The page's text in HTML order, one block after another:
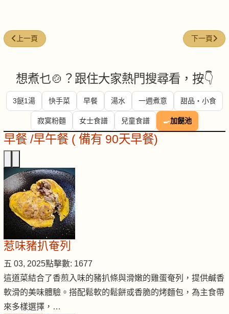
上一篇文章: 今日煮意 ( #47 )
上一頁 下一篇文
下一頁
想煮乜🍲？跟住大家熱門搜尋看，按👇
3餸1湯 快手菜 早餐 湯水 一週煮意 甜品・小食
寂寞粉麵 女士食譜 兒童食譜 🍳加餸池
早餐 /早午餐 ( 備有 90天早餐)
惹味豬扒奄列
五 03, 2025點擊數: 1677
這道菜結合了香煎入味的豬扒條與滑嫩的雞蛋奄列，提供鹹香
軟滑的美味體驗。搭配鬆軟的鬆餅或香脆的烤麵包，為主食帶
來多樣選擇，…